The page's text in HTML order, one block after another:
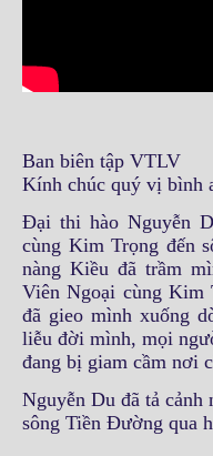
Ban biên tập VTLV
Kính chúc quý vị bình
Đại thi hào Nguyễn
cùng Kim Trọng đến
nàng Kiều đã trầm
Viên Ngoại cùng Kim
đã gieo mình xuống
liễu đời mình, mọi
đang bị giam cầm nơi
Nguyễn Du đã tả
sông Tiền Đường qua